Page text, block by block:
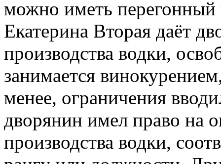
можно иметь перегонный
Екатерина Вторая даёт
производства водки,
занимается
менее, ограничения
дворянин имел право на
производства водки,